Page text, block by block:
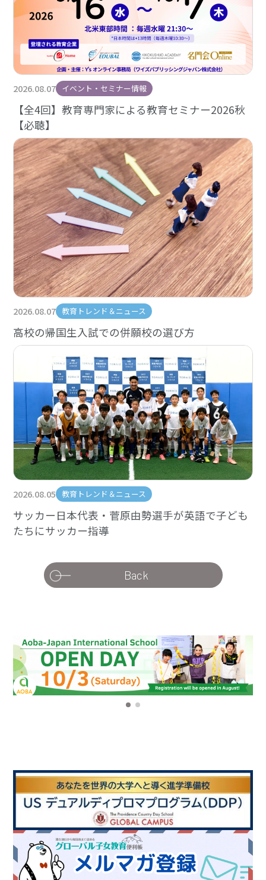
2026.08.07 イベント・セミナー情報
【全4回】教育専門家による教育セミナー2026秋
【必聴】
2026.08.07 教育トレンド＆ニュース
高校の帰国生入試での併願校の選び方
2026.08.05 教育トレンド＆ニュース
サッカー日本代表・菅原由勢選手が英語で子ども
たちにサッカー指導
Back